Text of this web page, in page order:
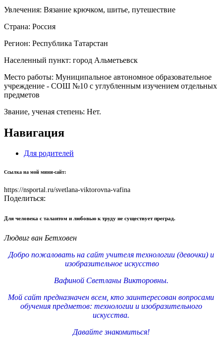
Увлечения: Вязание крючком, шитье, путешествие
Страна: Россия
Регион: Республика Татарстан
Населенный пункт: город Альметьевск
Место работы: Муниципальное автономное образовательное
учреждение - СОШ №10 с углубленным изучением отдельных
предметов
Звание, ученая степень: Нет.
Навигация
Для родителей
Ссылка на мой мини-сайт:
https://nsportal.ru/svetlana-viktorovna-vafina
Поделиться:
Для человека с талантом и любовью к труду не существует преград.
Людвиг ван Бетховен
Добро пожаловать на сайт учителя технологии (девочки) и
изобразительное искусство
Вафиной Светланы Викторовны.
Мой сайт предназначен всем, кто заинтересован вопросами
обучения предметов: технологии и изобразительного
искусства.
Давайте знакомиться!